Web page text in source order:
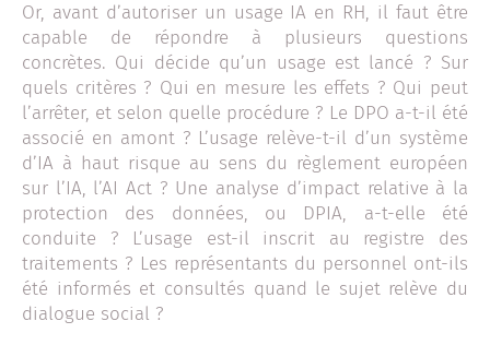
Or, avant d’autoriser un usage IA en RH, il faut être
capable de répondre à plusieurs questions
concrètes. Qui décide qu’un usage est lancé ? Sur
quels critères ? Qui en mesure les effets ? Qui peut
l’arrêter, et selon quelle procédure ? Le DPO a-t-il été
associé en amont ? L’usage relève-t-il d’un système
d’IA à haut risque au sens du règlement européen
sur l’IA, l’AI Act ? Une analyse d’impact relative à la
protection des données, ou DPIA, a-t-elle été
conduite ? L’usage est-il inscrit au registre des
traitements ? Les représentants du personnel ont-ils
été informés et consultés quand le sujet relève du
dialogue social ?